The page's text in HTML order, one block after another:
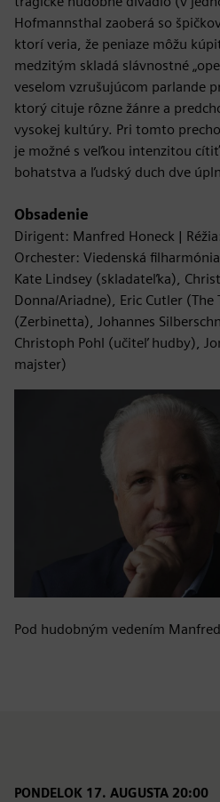
Hofmannsthal zaoberá so
ktorí veria, že peniaze môžu
medzitým skladá slávnostné
veselom vzrušujúcom parlande
ktorý cituje rôzne žánre a
vysokej kultúry. Pri tomto
je možné s veľkou intenzitou
bohatstva a ľudský duch dve
Obsadenie
Dirigent: Manfred Honeck |
Orchester: Viedenská
Kate Lindsey (skladateľka),
Donna/Ariadne), Eric Cutler (The
(Zerbinetta), Johannes
Christoph Pohl (učiteľ hudby),
majster)
Pod hudobným vedením
PONDELOK 17. AUGUSTA 20:00